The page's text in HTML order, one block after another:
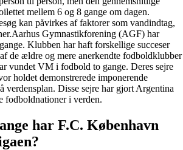
mellem 6 og 8 gange om dagen.
kan påvirkes af faktorer som vandindtag,
Aarhus Gymnastikforening (AGF) har
Klubben har haft forskellige succeser
de ældre og mere anerkendte fodboldklubber
vundet VM i fodbold to gange. Deres sejre
holdet demonstrerede imponerende
verdensplan. Disse sejre har gjort Argentina
fodboldnationer i verden.
har F.C. København